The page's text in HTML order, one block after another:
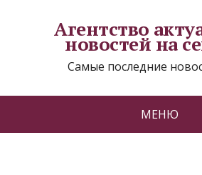
Агентство
новостей на
Самые последние
МЕНЮ